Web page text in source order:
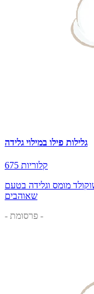
גלילות פילו במילוי גלידה
675 קלוריות
מומס וגלידה בטעם
שאוהבים
- פרסומת -